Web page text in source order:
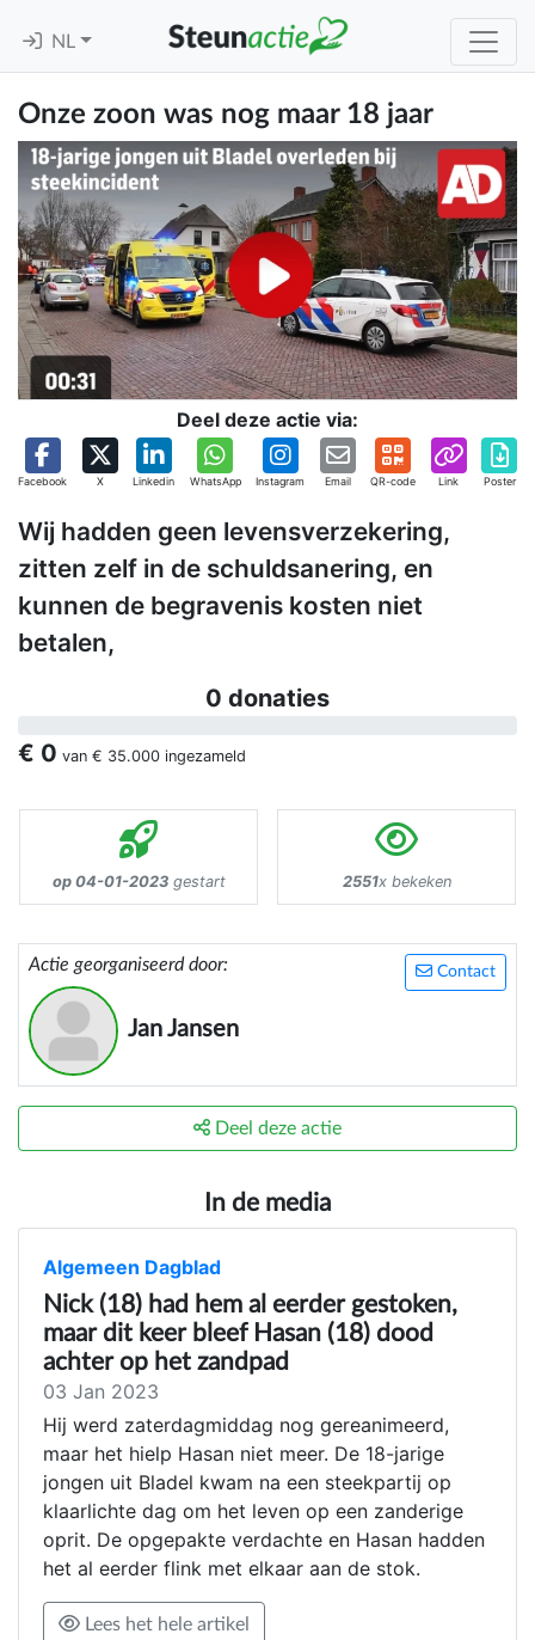
NL
Onze zoon was nog maar 18 jaar
Deel deze actie via:
Facebook X Linkedin WhatsApp Instagram Email QR-code Link Poster
Wij hadden geen levensverzekering,
zitten zelf in de schuldsanering, en
kunnen de begravenis kosten niet
betalen,
0 donaties
€ 0 van € 35.000 ingezameld
op 04-01-2023gestart 2551x bekeken
Contact
Actie georganiseerd door:
Jan Jansen
Deel deze actie
In de media
Algemeen Dagblad
Nick (18) had hem al eerder gestoken,
maar dit keer bleef Hasan (18) dood
achter op het zandpad
03 Jan 2023
Hij werd zaterdagmiddag nog gereanimeerd,
maar het hielp Hasan niet meer. De 18-jarige
jongen uit Bladel kwam na een steekpartij op
klaarlichte dag om het leven op een zanderige
oprit. De opgepakte verdachte en Hasan hadden
het al eerder flink met elkaar aan de stok.
Lees het hele artikel